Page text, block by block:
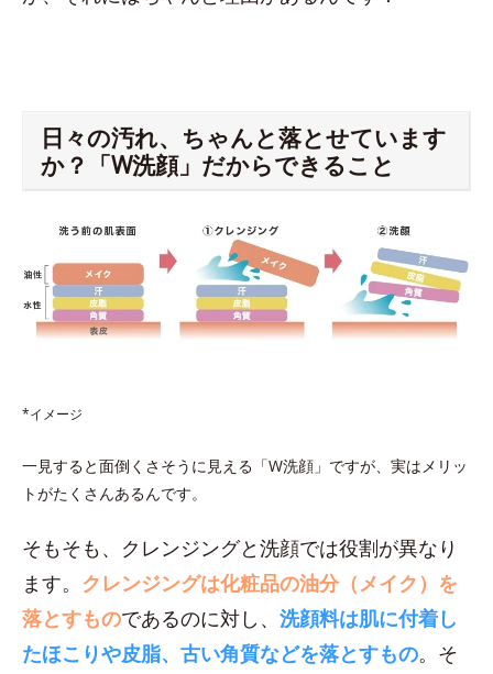
日々の汚れ、ちゃんと落とせています
か？「W洗顔」だからできること
*イメージ
一見すると面倒くさそうに見える「W洗顔」ですが、実はメリッ
トがたくさんあるんです。
そもそも、クレンジングと洗顔では役割が異なり
ます。 クレンジングは化粧品の油分（メイク）を
落とすものであるのに対し、 洗顔料は肌に付着し
たほこりや皮脂、古い角質などを落とすもの。そ